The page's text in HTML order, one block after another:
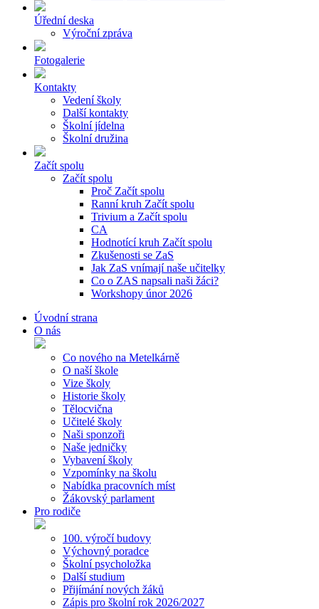
Úřední deska
Výroční zpráva
Fotogalerie
Kontakty
Vedení školy
Další kontakty
Školní jídelna
Školní družina
Začít spolu
Začít spolu
Proč Začít spolu
Ranní kruh Začít spolu
Trivium a Začít spolu
CA
Hodnotící kruh Začít spolu
Zkušenosti se ZaS
Jak ZaS vnímají naše učitelky
Co o ZAS napsali naši žáci?
Workshopy únor 2026
Úvodní strana
O nás
Co nového na Metelkárně
O naší škole
Vize školy
Historie školy
Tělocvična
Učitelé školy
Naši sponzoři
Naše jedničky
Vybavení školy
Vzpomínky na školu
Nabídka pracovních míst
Žákovský parlament
Pro rodiče
100. výročí budovy
Výchovný poradce
Školní psycholožka
Další studium
Přijímání nových žáků
Zápis pro školní rok 2026/2027